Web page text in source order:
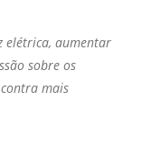
elétrica, aumentar
sobre os
mais